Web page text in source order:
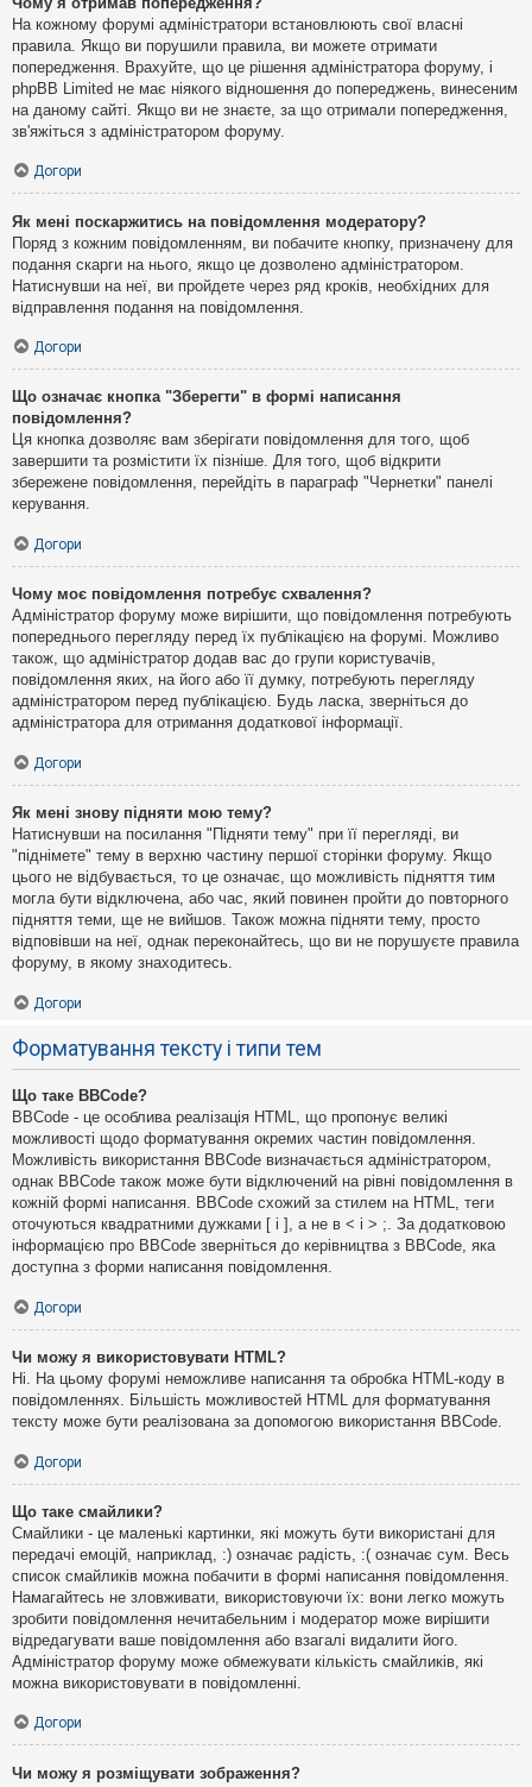
На кожному форумі адміністратори встановлюють свої власні
правила. Якщо ви порушили правила, ви можете отримати
попередження. Врахуйте, що це рішення адміністратора форуму, і
phpBB Limited не має ніякого відношення до попереджень, винесеним
на даному сайті. Якщо ви не знаєте, за що отримали попередження,
зв'яжіться з адміністратором форуму.
Догори
Як мені поскаржитись на повідомлення модератору?
Поряд з кожним повідомленням, ви побачите кнопку, призначену для
подання скарги на нього, якщо це дозволено адміністратором.
Натиснувши на неї, ви пройдете через ряд кроків, необхідних для
відправлення подання на повідомлення.
Догори
Що означає кнопка "Зберегти" в формі написання
повідомлення?
Ця кнопка дозволяє вам зберігати повідомлення для того, щоб
завершити та розмістити їх пізніше. Для того, щоб відкрити
збережене повідомлення, перейдіть в параграф "Чернетки" панелі
керування.
Догори
Чому моє повідомлення потребує схвалення?
Адміністратор форуму може вирішити, що повідомлення потребують
попереднього перегляду перед їх публікацією на форумі. Можливо
також, що адміністратор додав вас до групи користувачів,
повідомлення яких, на його або її думку, потребують перегляду
адміністратором перед публікацією. Будь ласка, зверніться до
адміністратора для отримання додаткової інформації.
Догори
Як мені знову підняти мою тему?
Натиснувши на посилання "Підняти тему" при її перегляді, ви
"піднімете" тему в верхню частину першої сторінки форуму. Якщо
цього не відбувається, то це означає, що можливість підняття тим
могла бути відключена, або час, який повинен пройти до повторного
підняття теми, ще не вийшов. Також можна підняти тему, просто
відповівши на неї, однак переконайтесь, що ви не порушуєте правила
форуму, в якому знаходитесь.
Догори
Форматування тексту і типи тем
Що таке BBCode?
BBCode - це особлива реалізація HTML, що пропонує великі
можливості щодо форматування окремих частин повідомлення.
Можливість використання BBCode визначається адміністратором,
однак BBCode також може бути відключений на рівні повідомлення в
кожній формі написання. BBCode схожий за стилем на HTML, теги
оточуються квадратними дужками [ і ], а не в < і > ;. За додатковою
інформацією про BBCode зверніться до керівництва з BBCode, яка
доступна з форми написання повідомлення.
Догори
Чи можу я використовувати HTML?
Ні. На цьому форумі неможливе написання та обробка HTML-коду в
повідомленнях. Більшість можливостей HTML для форматування
тексту може бути реалізована за допомогою використання BBCode.
Догори
Що таке смайлики?
Смайлики - це маленькі картинки, які можуть бути використані для
передачі емоцій, наприклад, :) означає радість, :( означає сум. Весь
список смайликів можна побачити в формі написання повідомлення.
Намагайтесь не зловживати, використовуючи їх: вони легко можуть
зробити повідомлення нечитабельним і модератор може вирішити
відредагувати ваше повідомлення або взагалі видалити його.
Адміністратор форуму може обмежувати кількість смайликів, які
можна використовувати в повідомленні.
Догори
Чи можу я розміщувати зображення?